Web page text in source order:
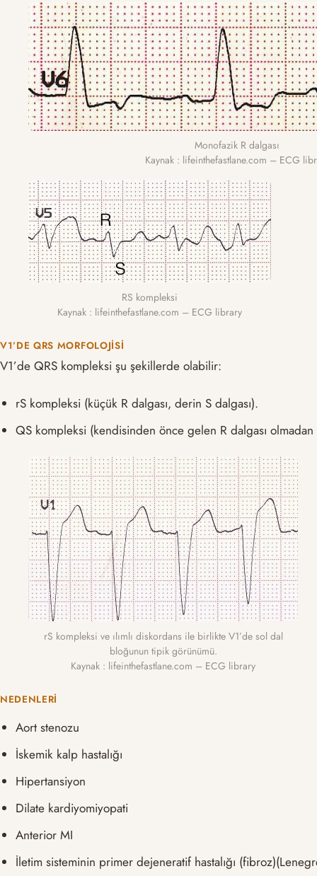
Monofazik R dalgası
Kaynak : lifeinthefastlane.com – ECG
RS kompleksi
Kaynak : lifeinthefastlane.com – ECG library
V1’DE QRS MORFOLOJISI
V1’de QRS kompleksi şu şekillerde olabilir:
rS kompleksi (küçük R dalgası, derin S dalgası).
QS kompleksi (kendisinden önce gelen R dalgası
rS kompleksi ve ılımlı diskordans ile birlikte V1’de sol dal
bloğunun tipik görünümü.
Kaynak : lifeinthefastlane.com – ECG library
NEDENLERI
Aort stenozu
İskemik kalp hastalığı
Hipertansiyon
Dilate kardiyomiyopati
Anterior MI
İletim sisteminin primer dejeneratif hastalığı